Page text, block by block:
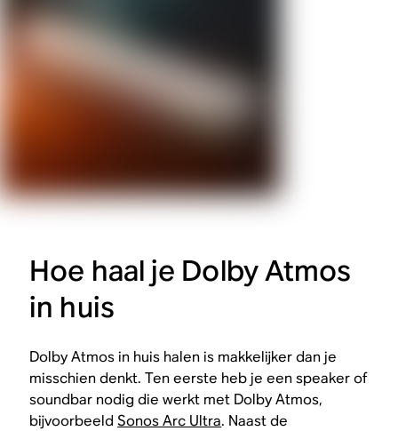
Hoe haal je Dolby Atmos
in huis
Dolby Atmos in huis halen is makkelijker dan je
misschien denkt. Ten eerste heb je een speaker of
soundbar nodig die werkt met Dolby Atmos,
bijvoorbeeldSonos Arc Ultra. Naast de